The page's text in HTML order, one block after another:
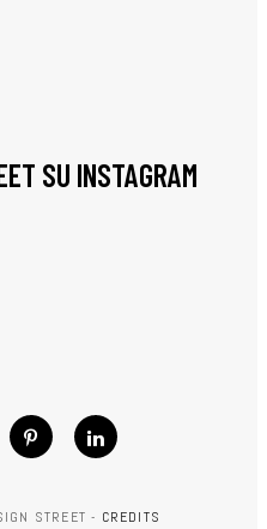
SU INSTAGRAM
STREET - CREDITS